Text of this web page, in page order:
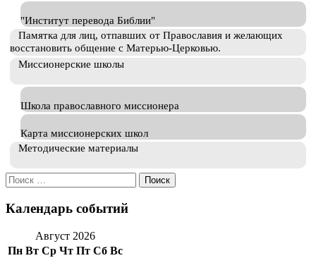
"Институт перевода Библии"
Памятка для лиц, отпавших от Православия и желающих
восстановить общение с Матерью-Церковью.
Миссионерские школы
Школа православного миссионера
Карта миссионерских школ
Методические материалы
Искать:
Календарь событий
Август 2026
Пн Вт Ср Чт Пт Сб Вс